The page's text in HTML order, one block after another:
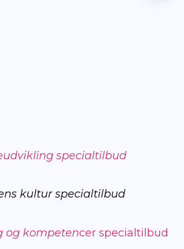
specialtilbud
kultur specialtilbud
og kompetencer specialtilbud